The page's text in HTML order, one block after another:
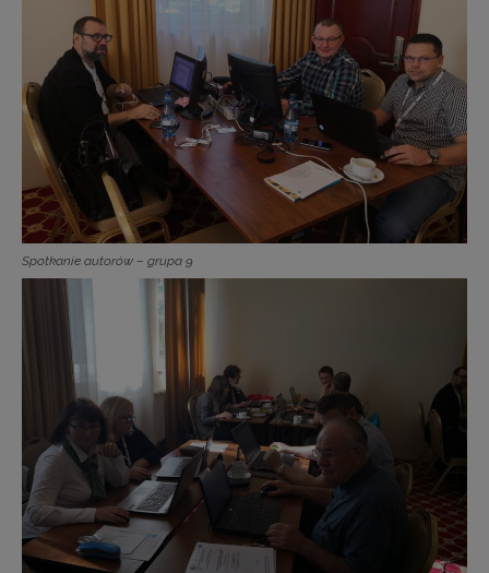
Spotkanie autorów – grupa 9